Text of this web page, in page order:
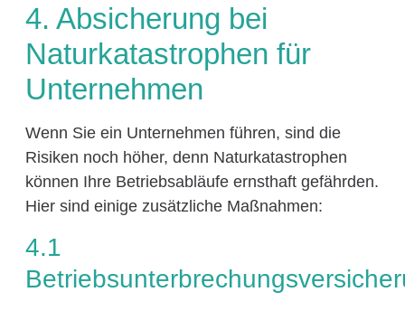
4. Absicherung bei
Naturkatastrophen für
Unternehmen
Wenn Sie ein Unternehmen führen, sind die
Risiken noch höher, denn Naturkatastrophen
können Ihre Betriebsabläufe ernsthaft gefährden.
Hier sind einige zusätzliche Maßnahmen:
4.1